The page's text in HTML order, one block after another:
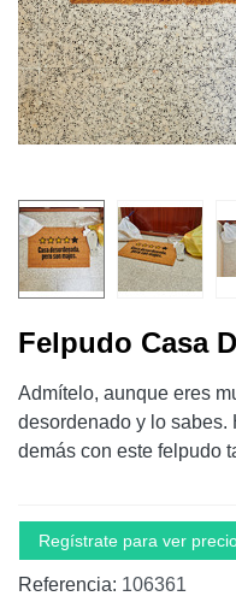
Felpudo Casa
Admítelo, aunque eres
desordenado y lo sabes.
demás con este felpudo
Regístrate para ver
Referencia: 106361